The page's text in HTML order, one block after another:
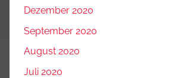
Dezember 2020
September 2020
August 2020
Juli 2020